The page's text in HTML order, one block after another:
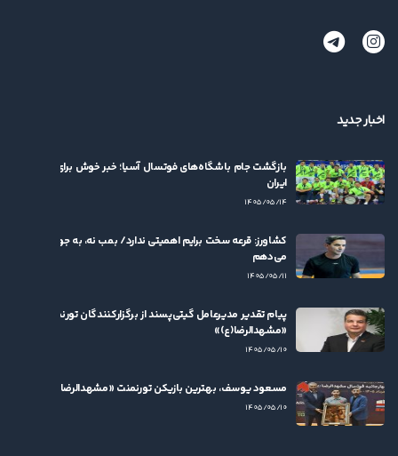
اخبار جدید
بازگشت جام باشگاه‌های فوتسال آسیا؛ خبر خوش برای فوتسال
ایران
۱۴۰۵/۰۵/۱۴
کشاورز: قرعه سخت برایم اهمیتی ندارد/ بمب نه، به جوان‌ها بها
می‌دهم
۱۴۰۵/۰۵/۱۱
پیام تقدیر مدیرعامل گیتی‌پسند از برگزارکنندگان تورنمنت
«مشهدالرضا(ع)»
۱۴۰۵/۰۵/۱۰
مسعود یوسف، بهترین بازیکن تورنمنت «مشهدالرضا(ع)» شد
۱۴۰۵/۰۵/۱۰